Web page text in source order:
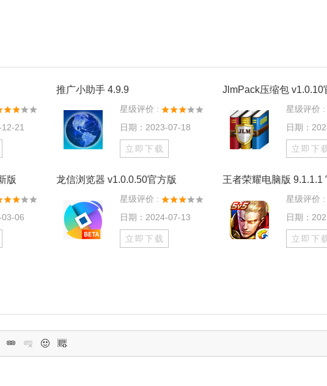
21
推广小助手 4.9.9
星级评价 :
日期：2023-07-18
立即下载
JlmPack压缩包 v1.0.10
星级评价 :
日期：
立即下
版
03-06
龙信浏览器 v1.0.0.50官方版
星级评价 :
日期：2024-07-13
立即下载
王者荣耀电脑版 9.1.1.1
星级评价 :
日期：
立即下